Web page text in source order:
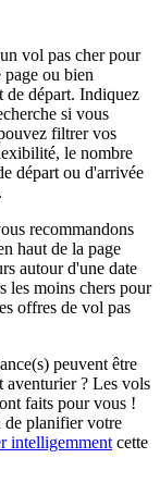
vol pas cher pour
page ou bien
de départ. Indiquez
si vous
filtrer vos
le nombre
départ ou d'arrivée
recommandons
haut de la page
autour d'une date
les moins chers pour
offres de vol pas
peuvent être
aventurier ? Les vols
faits pour vous !
de planifier votre
intelligemment cette